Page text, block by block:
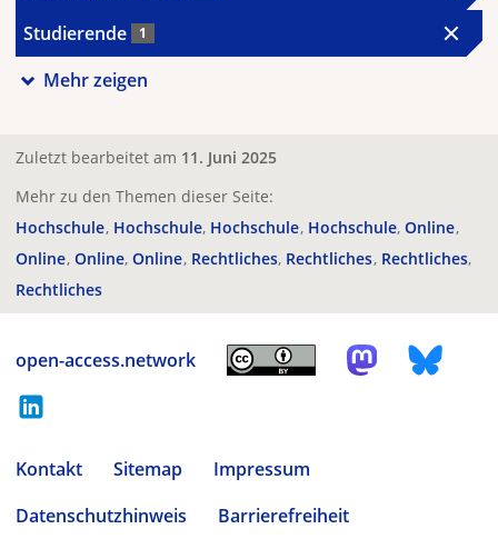
Studierende 1
Mehr zeigen
Zuletzt bearbeitet am 11. Juni 2025
Mehr zu den Themen dieser Seite:
Hochschule Hochschule Hochschule Hochschule Online
Online Online Online Rechtliches Rechtliches Rechtliches
Rechtliches
open-access.network
Kontakt Sitemap
Impressum
Datenschutzhinweis
Barrierefreiheit